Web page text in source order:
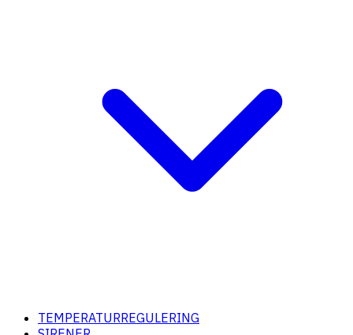
TEMPERATURREGULERING